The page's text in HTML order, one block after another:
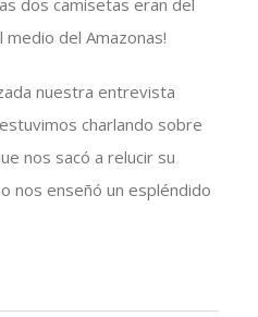
dos camisetas eran del
medio del Amazonas!
nuestra entrevista
charlando sobre
nos sacó a relucir su
nos enseñó un espléndido